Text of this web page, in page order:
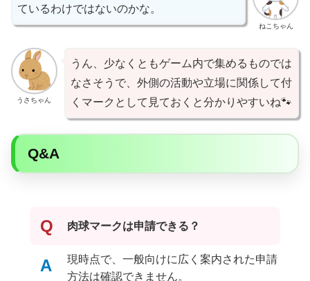
ねこちゃん
ているわけではないのかな。
うさちゃん
うん、少なくともゲーム内で集めるものでは
なさそうで、外側の活動や立場に関係して付
くマークとして見ておくと分かりやすいね🐾
Q&A
Q 肉球マークは申請できる？
A
現時点で、一般向けに広く案内された申請
方法は確認できません。